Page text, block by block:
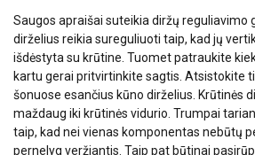
Saugos apraišai suteikia diržų reguliavimo
dirželius reikia sureguliuoti taip, kad jų
išdėstyta su krūtine. Tuomet patraukite
kartu gerai pritvirtinkite sagtis. Atsistokite
šonuose esančius kūno dirželius. Krūtinės
maždaug iki krūtinės vidurio. Trumpai
taip, kad nei vienas komponentas nebūtų
pernelyg veržiantis. Taip pat būtinai